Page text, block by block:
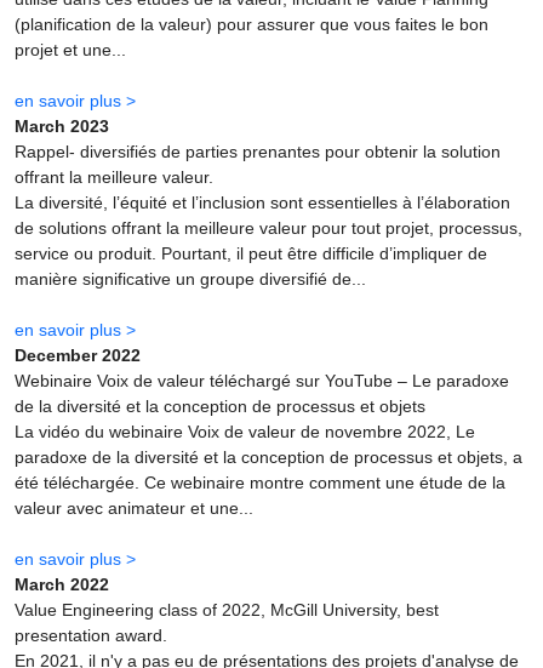
(planification de la valeur) pour assurer que vous faites le bon
projet et une...
en savoir plus >
March 2023
Rappel- diversifiés de parties prenantes pour obtenir la solution
offrant la meilleure valeur.
La diversité, l’équité et l’inclusion sont essentielles à l’élaboration
de solutions offrant la meilleure valeur pour tout projet, processus,
service ou produit. Pourtant, il peut être difficile d’impliquer de
manière significative un groupe diversifié de...
en savoir plus >
December 2022
Webinaire Voix de valeur téléchargé sur YouTube – Le paradoxe
de la diversité et la conception de processus et objets
La vidéo du webinaire Voix de valeur de novembre 2022, Le
paradoxe de la diversité et la conception de processus et objets, a
été téléchargée. Ce webinaire montre comment une étude de la
valeur avec animateur et une...
en savoir plus >
March 2022
Value Engineering class of 2022, McGill University, best
presentation award.
En 2021, il n'y a pas eu de présentations des projets d'analyse de